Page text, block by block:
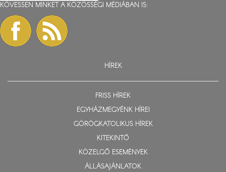
KÖVESSEN MINKET A KÖZÖSSÉGI MÉDIÁBAN IS:
HÍREK
FRISS HÍREK
EGYHÁZMEGYÉNK HÍREI
GÖRÖGKATOLIKUS HÍREK
KITEKINTŐ
KÖZELGŐ ESEMÉNYEK
ÁLLÁSAJÁNLATOK